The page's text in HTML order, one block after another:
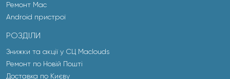
Ремонт Mac
Android пристрої
РОЗДІЛИ
Знижки та акції у СЦ Maclouds
Ремонт по Новій Пошті
Доставка по Києву